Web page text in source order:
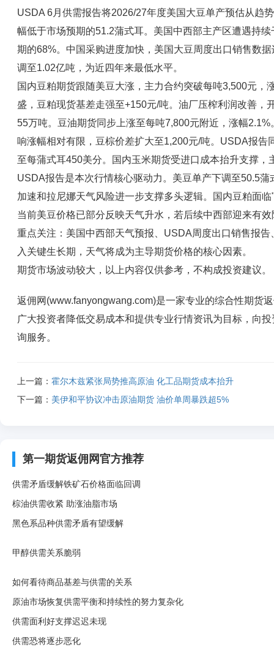
USDA 6月供需报告将2026/27年度美国大豆单产预估从趋
幅低于市场预期的51.2蒲式耳。美国中西部主产区遭遇持
期的68%。中国采购进度加快，美国大豆周度出口销售数
调至1.02亿吨，为近四年来最低水平。
国内豆粕期货跟随美豆大涨，主力合约突破每吨3,500元，
盛，豆粕现货基差走强至+150元/吨。油厂压榨利润改善，
55万吨。豆油期货同步上涨至每吨7,800元附近，涨幅
响涨幅相对有限，豆棕价差扩大至1,200元/吨。USDA报
至每蒲式耳450美分。国内玉米期货受进口成本抬升支撑
USDA报告是本次行情核心驱动力。美豆单产下调至50.5
加速和拉尼娜天气风险进一步支撑多头逻辑。国内豆粕面
当前美豆价格已部分反映天气升水，若后续中西部迎来有
重点关注：美国中西部天气预报、USDA周度出口销售报
入关键生长期，天气将成为主导期货价格的核心因素。
期货市场波动较大，以上内容仅供参考，不构成投资建议。
返佣网(www.fanyongwang.com)是一家专业的综合性期货
广大投资者降低交易成本和提供专业行情资讯为目标，向
询服务。
上一篇： 霍尔木兹紧张局势推高原油 化工品期货成本抬升
下一篇： 美伊和平协议冲击原油期货 油价单周暴跌超5%
第一期货返佣网官方推荐
供需矛盾缓解铁矿石价格面临回调
棕油供需收紧 助涨油脂市场
黑色系品种供需矛盾有望缓解
甲醇供需关系脆弱
如何看待商品基差与供需的关系
原油市场恢复供需平衡和持续性的努力复杂化
供需面利好支撑迟迟未现
供需恐将逐步恶化